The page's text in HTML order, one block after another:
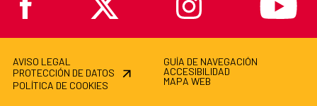
AVISO LEGAL
PROTECCIÓN DE DATOS
POLÍTICA DE COOKIES
GUÍA DE NAVEGACIÓN
ACCESIBILIDAD
MAPA WEB